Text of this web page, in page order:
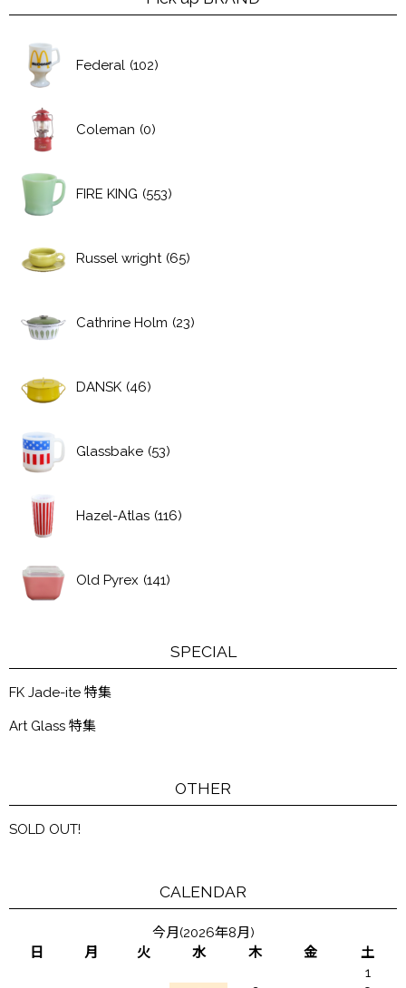
Federal (102)
Coleman (0)
FIRE KING (553)
Russel wright (65)
Cathrine Holm (23)
DANSK (46)
Glassbake (53)
Hazel-Atlas (116)
Old Pyrex (141)
SPECIAL
FK Jade-ite 特集
Art Glass 特集
OTHER
SOLD OUT!
CALENDAR
今月(2026年8月)
日
月 火 水 木 金
土
1